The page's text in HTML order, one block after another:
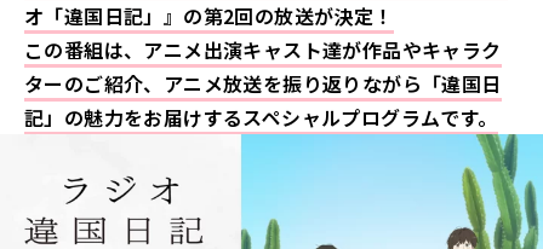
オ「違国日記」』の第2回の放送が決定！
この番組は、アニメ出演キャスト達が作品やキャラク
ターのご紹介、アニメ放送を振り返りながら「違国日
記」の魅力をお届けするスペシャルプログラムです。